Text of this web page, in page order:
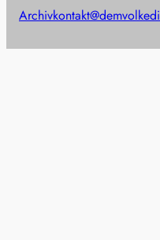
Archiv